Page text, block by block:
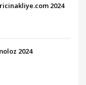
2024
2024